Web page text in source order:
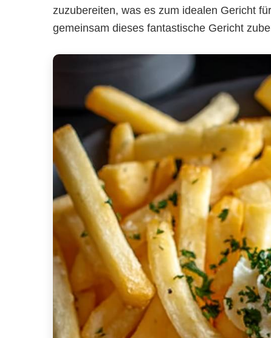
zuzubereiten, was es zum idealen Gericht
gemeinsam dieses fantastische Gericht